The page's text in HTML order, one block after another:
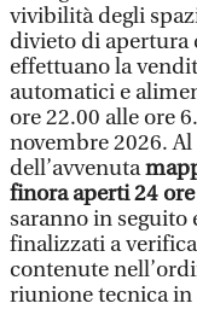
vivibilità degli
divieto di apertura
effettuano la
automatici e
ore 22.00 alle ore
novembre 2026.
dell’avvenuta
finora aperti 24
saranno in
finalizzati a
contenute
riunione tecnica in